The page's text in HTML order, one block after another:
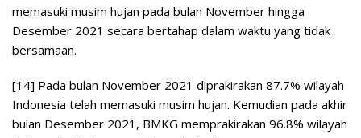
memasuki musim hujan pada bulan November hingga
Desember 2021 secara bertahap dalam waktu yang tidak
bersamaan.
[14] Pada bulan November 2021 diprakirakan 87.7% wilayah
Indonesia telah memasuki musim hujan. Kemudian pada akhir
bulan Desember 2021, BMKG memprakirakan 96.8% wilayah